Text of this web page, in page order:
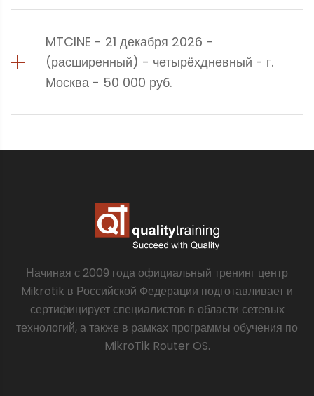
MTCINE - 21 декабря 2026 -
(расширенный) - четырёхдневный - г.
Москва - 50 000 руб.
Начиная с 2009 года официальный тренинг центр
Mikrotik в Российской Федерации подготавливает и
сертифицирует специалистов в области сетевых
технологий, а также в рамках программы обучения по
MikroTik Router OS.